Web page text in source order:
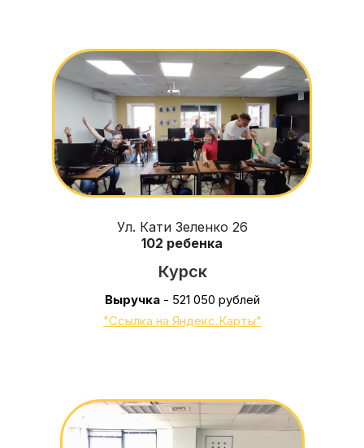
Ул. Кати Зеленко 26
102 ребенка
Курск
Выручка - 521 050 рублей
"Ссылка на Яндекс.Карты"